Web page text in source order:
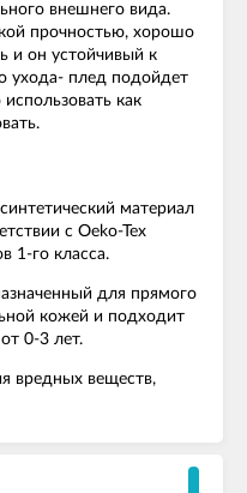
внешнего вида.
прочностью, хорошо
и он устойчивый к
ухода- плед подойдет
как
материал
с Oeko-Tex
1-го класса.
для прямого
кожей и подходит
0-3 лет.
вредных веществ,